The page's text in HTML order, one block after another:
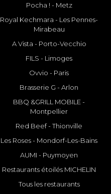
Pocha ! - Metz
Royal Kechmara - Les Pennes-
Mirabeau
A Vista - Porto-Vecchio
FILS - Limoges
Ovvio - Paris
Brasserie G - Arlon
BBQ &GRILL MOBILE -
Montpellier
Red Beef - Thionville
Les Roses - Mondorf-Les-Bains
AUMI - Puymoyen
Restaurants étoilés MICHELIN
Tous les restaurants